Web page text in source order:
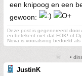
een knipoog en een
gewoon:
Deze post is gegenereerd
en betekent niet dat FOK! of
Nova is vooralsnog bedoeld
•
JustinK